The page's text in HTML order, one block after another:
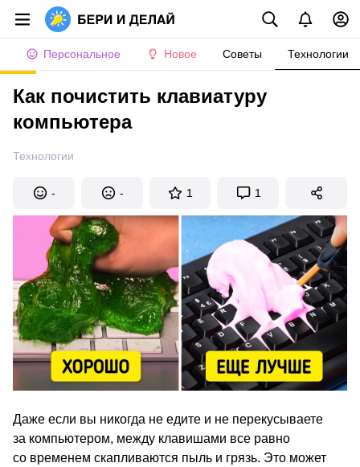
Персональное Новое Советы Технологии
Как почистить клавиатуру
компьютера
Технологии
- - 1 1
Даже если вы никогда не едите и не перекусываете
за компьютером, между клавишами все равно
со временем скапливаются пыль и грязь. Это может